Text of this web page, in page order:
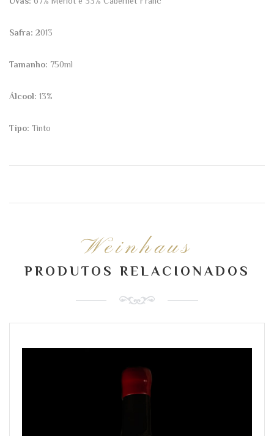
Safra: 2013
Tamanho: 750ml
Álcool: 13%
Tipo: Tinto
Weinhaus
PRODUTOS RELACIONADOS